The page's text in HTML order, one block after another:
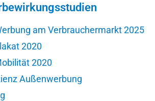
am Verbrauchermarkt 2025
2020
2020
Außenwerbung